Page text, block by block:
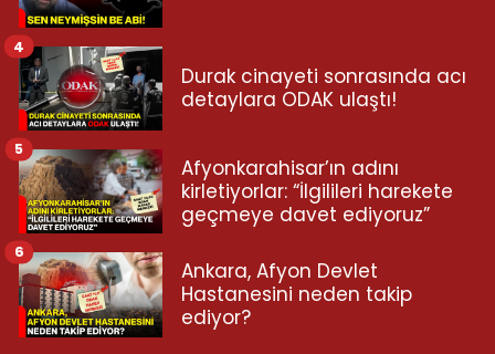
Durak cinayeti sonrasında acı
detaylara ODAK ulaştı!
4
Afyonkarahisar’ın adını
kirletiyorlar: “İlgilileri harekete
geçmeye davet ediyoruz”
5
Ankara, Afyon Devlet
Hastanesini neden takip
ediyor?
6